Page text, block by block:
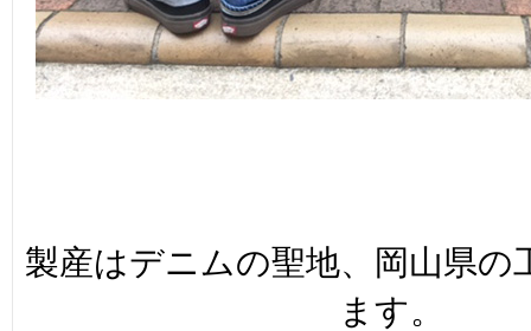
製産はデニムの聖地、岡山県の
ます。